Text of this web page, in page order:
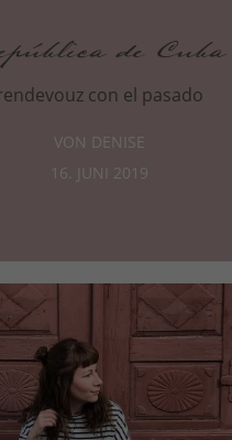
de Cuba
con el pasado
VON DENISE
16. JUNI 2019